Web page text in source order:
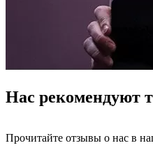
Нас рекомендуют
Прочитайте отзывы о нас в